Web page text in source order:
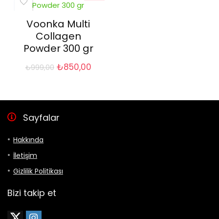
Voonka Multi
Collagen
Powder 300 gr
₺999,00 Orijinal
₺850,00Şu
Sayfalar
Hakkında
İletişim
Gizlilik Politikası
Bizi takip et